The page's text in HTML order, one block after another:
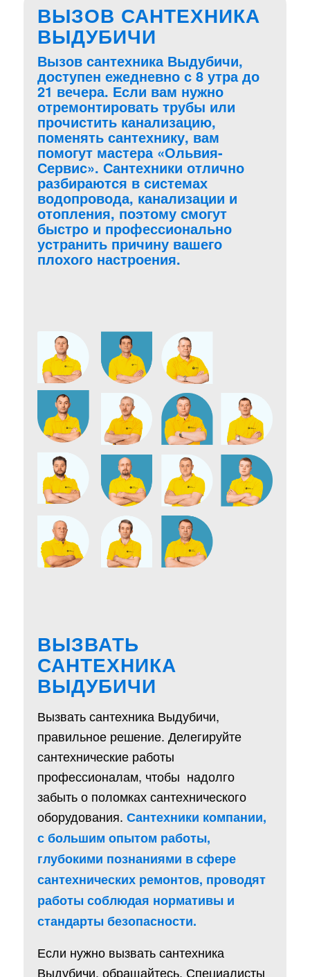
ВЫЗОВ САНТЕХНИКА
ВЫДУБИЧИ
Вызов сантехника Выдубичи,
доступен ежедневно с 8 утра до
21 вечера. Если вам нужно
отремонтировать трубы или
прочистить канализацию,
поменять сантехнику, вам
помогут мастера «Ольвия-
Сервис». Сантехники отлично
разбираются в системах
водопровода, канализации и
отопления, поэтому смогут
быстро и профессионально
устранить причину вашего
плохого настроения.
ВЫЗВАТЬ
САНТЕХНИКА
ВЫДУБИЧИ
Вызвать сантехника Выдубичи,
правильное решение. Делегируйте
сантехнические работы
профессионалам, чтобы надолго
забыть о поломках сантехнического
оборудования. Сантехники компании,
с большим опытом работы,
глубокими познаниями в сфере
сантехнических ремонтов, проводят
работы соблюдая нормативы и
стандарты безопасности.
Если нужно вызвать сантехника
Выдубичи, обращайтесь. Специалисты